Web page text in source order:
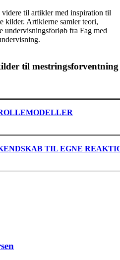
til artikler med inspiration til
kilder. Artiklerne samler teori,
undervisningsforløb fra Fag med
til mestringsforventning
TIL EGNE